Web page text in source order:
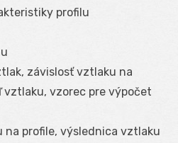
profilu
závislosť vztlaku na
vzorec pre výpočet
na profile, výslednica vztlaku